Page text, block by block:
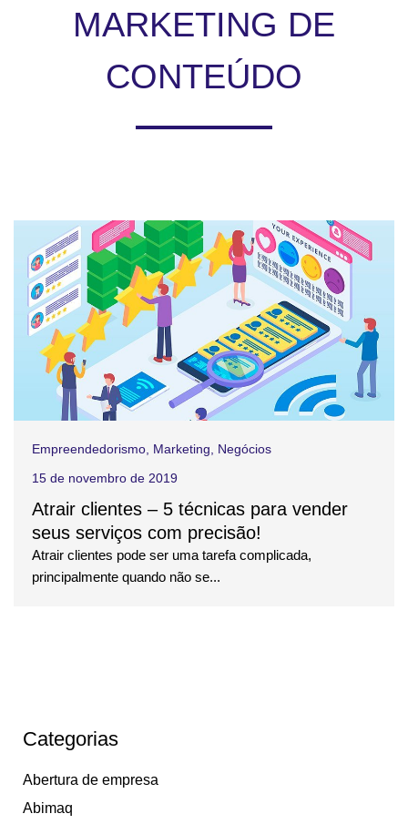
MARKETING DE
CONTEÚDO
Empreendedorismo, Marketing, Negócios
15 de novembro de 2019
Atrair clientes – 5 técnicas para vender
seus serviços com precisão!
Atrair clientes pode ser uma tarefa complicada,
principalmente quando não se...
Categorias
Abertura de empresa
Abimaq